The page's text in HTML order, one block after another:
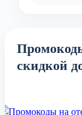
скидкой